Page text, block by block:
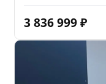
3 836 999 ₽